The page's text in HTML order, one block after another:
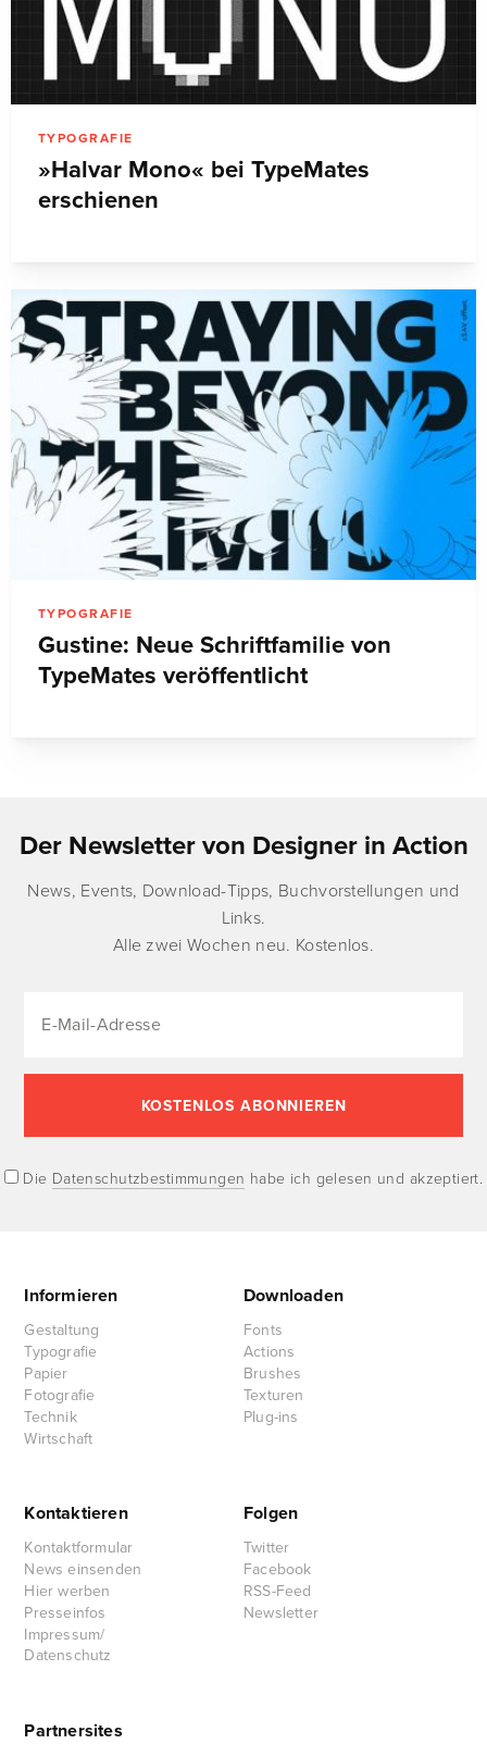
TYPOGRAFIE
»Halvar Mono« bei TypeMates
erschienen
TYPOGRAFIE
Gustine: Neue Schriftfamilie von
TypeMates veröffentlicht
Der Newsletter von Designer in Action
News, Events, Download-Tipps, Buchvorstellungen und
Links.
Alle zwei Wochen neu. Kostenlos.
Die Datenschutzbestimmungen habe ich gelesen und akzeptiert.
Informieren
Gestaltung
Typografie
Papier
Fotografie
Technik
Wirtschaft
Downloaden
Fonts
Actions
Brushes
Texturen
Plug-ins
Kontaktieren
Kontaktformular
News einsenden
Hier werben
Presseinfos
Impressum/
Datenschutz
Folgen
Twitter
Facebook
RSS-Feed
Newsletter
Partnersites